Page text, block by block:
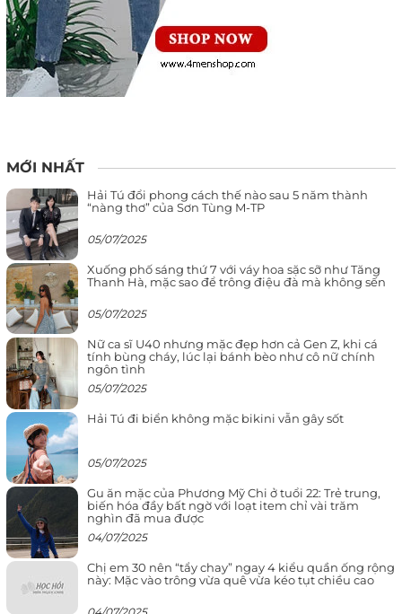
MỚI NHẤT
Hải Tú đổi phong cách thế nào sau 5 năm thành
“nàng thơ” của Sơn Tùng M-TP
05/07/2025
Xuống phố sáng thứ 7 với váy hoa sặc sỡ như Tăng
Thanh Hà, mặc sao để trông điệu đà mà không sến
05/07/2025
Nữ ca sĩ U40 nhưng mặc đẹp hơn cả Gen Z, khi cá
tính bùng cháy, lúc lại bánh bèo như cô nữ chính
ngôn tình
05/07/2025
Hải Tú đi biển không mặc bikini vẫn gây sốt
05/07/2025
Gu ăn mặc của Phương Mỹ Chi ở tuổi 22: Trẻ trung,
biến hóa đầy bất ngờ với loạt item chỉ vài trăm
nghìn đã mua được
04/07/2025
Chị em 30 nên “tẩy chay” ngay 4 kiểu quần ống rộng
này: Mặc vào trông vừa quê vừa kéo tụt chiều cao